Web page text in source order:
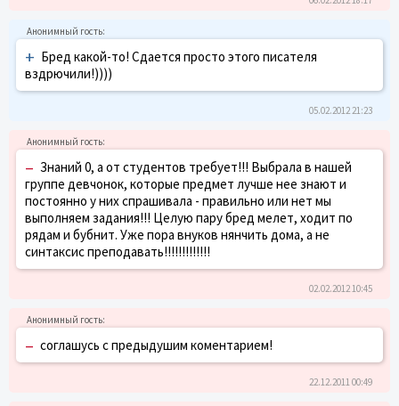
+ Бред какой-то! Сдается просто этого писателя
вздрючили!))))
05.02.2012 21:23
– Знаний 0, а от студентов требует!!! Выбрала в нашей
группе девчонок, которые предмет лучше нее знают и
постоянно у них спрашивала - правильно или нет мы
выполняем задания!!! Целую пару бред мелет, ходит по
рядам и бубнит. Уже пора внуков нянчить дома, а не
синтаксис преподавать!!!!!!!!!!!!!
02.02.2012 10:45
– соглашусь с предыдушим коментарием!
22.12.2011 00:49